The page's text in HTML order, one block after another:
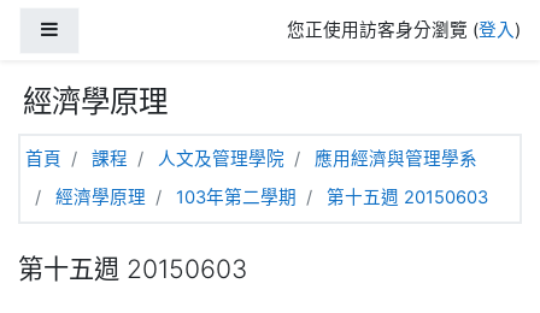
您正使用訪客身分瀏覽 (登入)
經濟學原理
首頁 課程 人文及管理學院
應用經濟與管理學系
經濟學原理
103年第二學期 第十五週 20150603
第十五週 20150603